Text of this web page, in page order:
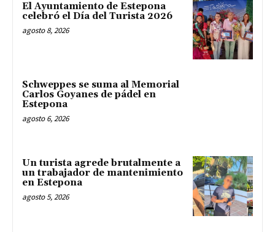
El Ayuntamiento de Estepona
celebró el Día del Turista 2026
agosto 8, 2026
Schweppes se suma al Memorial
Carlos Goyanes de pádel en
Estepona
agosto 6, 2026
Un turista agrede brutalmente a
un trabajador de mantenimiento
en Estepona
agosto 5, 2026